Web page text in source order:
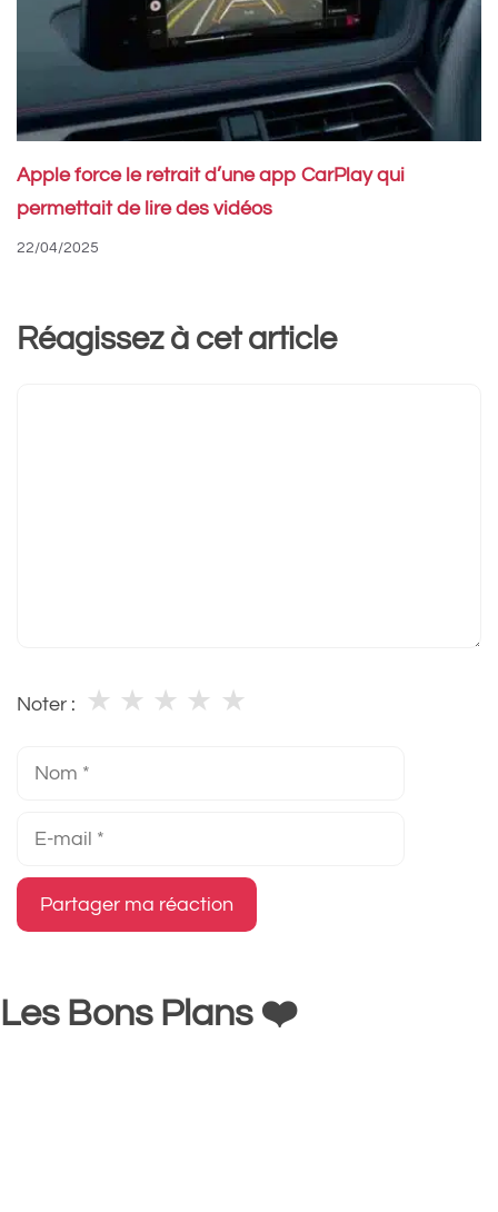
Apple force le retrait d’une app CarPlay qui
permettait de lire des vidéos
22/04/2025
Réagissez à cet article
Noter : ★
★
★
★
★
Les Bons Plans ❤️